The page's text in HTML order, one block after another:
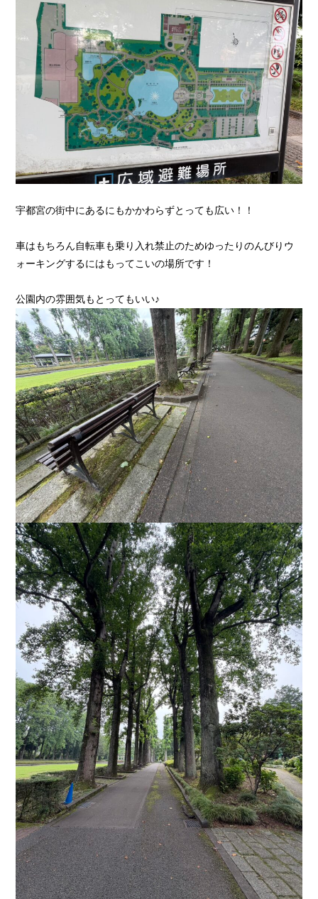
宇都宮の街中にあるにもかかわらずとっても広い！！
車はもちろん自転車も乗り入れ禁止のためゆったりのんびりウ
ォーキングするにはもってこいの場所です！
公園内の雰囲気もとってもいい♪